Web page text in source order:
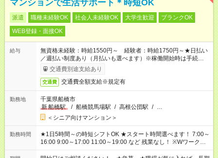
マンションで生活サポート＊時短OK
派遣 職種未経験OK 社会人未経験OK 大学生歓迎
ブランクOK
WEB登録・面接OK
給与
無資格未経験：時給1550円～ 経験者：時給1750円～★日払い
／週払い制度あり（月払いも選べます）※稼働開始時は手続き完
了次第のお支払いとなります。
交通費別途支給あり
交通費 交通費全額支給※規定有
勤務地
千葉県船橋市
新船橋駅 / 船橋競馬場駅 / 高根公団駅 / …
＜シニア向けマンション＞
勤務時間
★1日5時間～の時短シフトOK ★スタート時間選べます！ 7:00～
16:00 9:00～17:00 11:00～19:00 など 残業なし！ ※Wワークの
場合、他のお仕事と合わせ週40時間超の就業はご案内できませ